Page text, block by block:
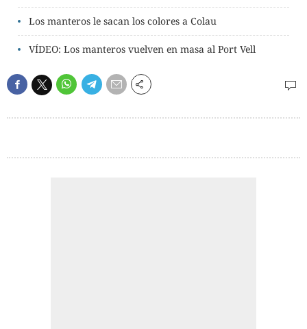
Los manteros le sacan los colores a Colau
VÍDEO: Los manteros vuelven en masa al Port Vell